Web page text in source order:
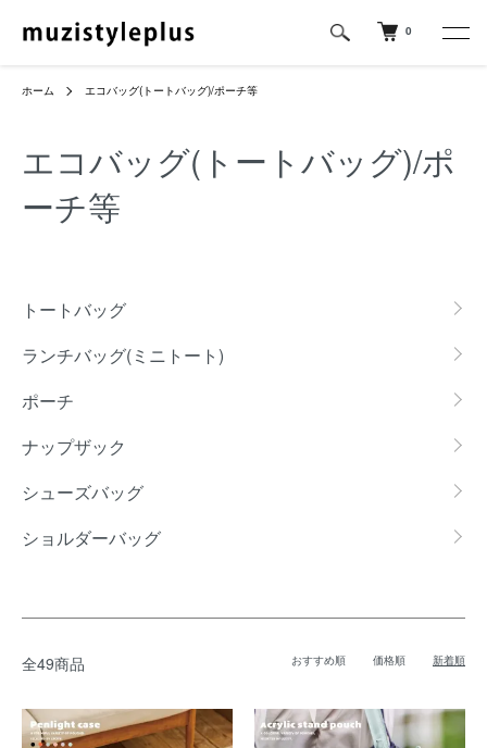
0
ホーム エコバッグ(トートバッグ)/ポーチ等
エコバッグ(トートバッグ)/ポ
ーチ等
トートバッグ
ランチバッグ(ミニトート)
ポーチ
ナップザック
シューズバッグ
ショルダーバッグ
全49商品 おすすめ順 価格順 新着順